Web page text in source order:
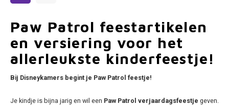
Paw Patrol feestartikelen
en versiering voor het
allerleukste kinderfeestje!
Bij Disneykamers begint je Paw Patrol feestje!
Je kindje is bijna jarig en wil een Paw Patrol verjaardagsfeestje geven.